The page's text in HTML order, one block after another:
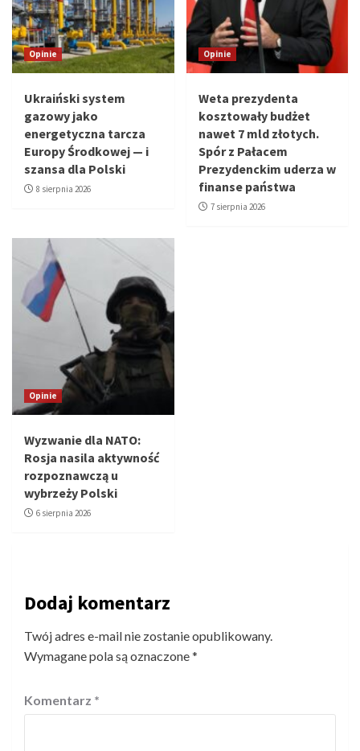
Opinie
Ukraiński system
gazowy jako
energetyczna tarcza
Europy Środkowej — i
szansa dla Polski
8 sierpnia 2026
Opinie
Weta prezydenta
kosztowały budżet
nawet 7 mld złotych.
Spór z Pałacem
Prezydenckim uderza w
finanse państwa
7 sierpnia 2026
Opinie
Wyzwanie dla NATO:
Rosja nasila aktywność
rozpoznawczą u
wybrzeży Polski
6 sierpnia 2026
Dodaj komentarz
Twój adres e-mail nie zostanie opublikowany.
Wymagane pola są oznaczone*
Komentarz *